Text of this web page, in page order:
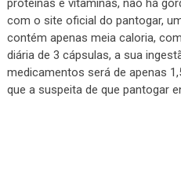
proteínas e vitaminas, não há
com o site oficial do pantogar,
contém apenas meia caloria,
diária de 3 cápsulas, a sua
medicamentos será de apenas
que a suspeita de que pantogar